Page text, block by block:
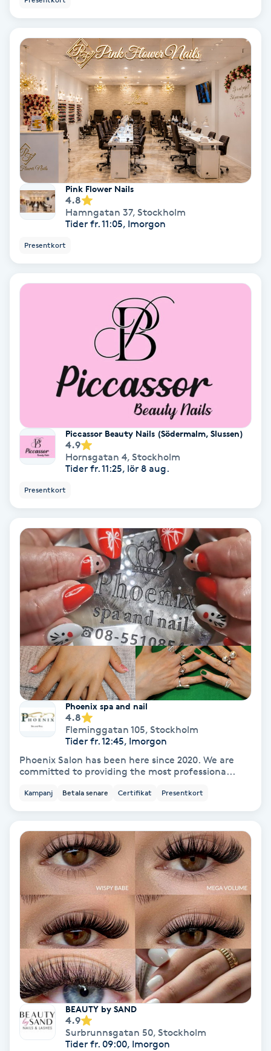
Reiki
Reikihealing
Reiki massage
Restorative Yoga
Rosacea
Rosenmetoden
Ryggmassage
Samtalsterapi
Singelfransar
Sjukgymnastik
Skalpmassage
Skinbooster
Sklerosering
Skoinlägg
Skägg
Skäggfärgning
Skäggklippning
Skäggtrimmning
Skönhet
Slingor
Spa
Spa manikyr & pedikyr
Spa-manikyr
Spa-pedikyr
Spraytan
Stylist
Sugaring
Pink Flower Nails
4.8
Hamngatan 37, Stockholm
Tider fr. 11:05, Imorgon
Presentkort
Piccassor Beauty Nails (Södermalm, Slussen)
4.9
Hornsgatan 4, Stockholm
Tider fr. 11:25, lör 8 aug.
Presentkort
Phoenix spa and nail
4.8
Fleminggatan 105, Stockholm
Tider fr. 12:45, Imorgon
Phoenix Salon has been here since 2020. We are
committed to providing the most professiona...
Kampanj Betala senare Certifikat Presentkort
BEAUTY by SAND
4.9
Surbrunnsgatan 50, Stockholm
Tider fr. 09:00, Imorgon